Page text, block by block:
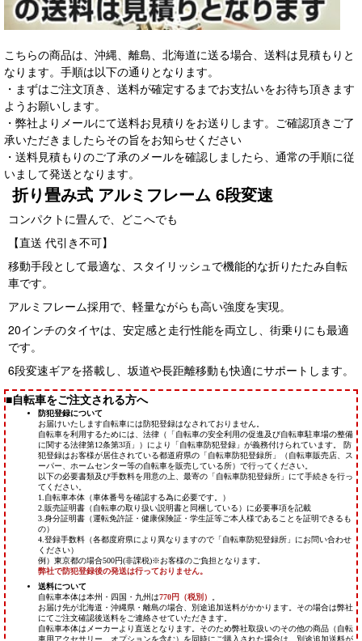
こちらの商品は、沖縄、離島、北海道に送る場合、送料は見積もりと
なります。手順は以下の通りとなります。
・まずはご注文頂き、送料が確定するまでお支払いをお待ち頂きます
ようお願いします。
・弊社よりメールにて送料お見積りをお送りします。ご確認頂きご了
承いただきましたらその旨をお知らせください
・送料見積もりのご了承のメールを確認しましたら、通常の手順に従
いまして発送となります。
折り畳み式 アルミフレーム 6段変速
コンパクトに畳んで、どこへでも
【直送 代引き不可】
移動手段として最適な、スタイリッシュで機能的な折りたたみ自転
車です。
アルミフレーム採用で、軽量ながらも高い強度を実現。
20インチのタイヤは、安定感と走行性能を両立し、街乗りにも最適
です。
6段変速ギアを搭載し、坂道や長距離移動も快適にサポートします。
■自転車をご注文される方へ